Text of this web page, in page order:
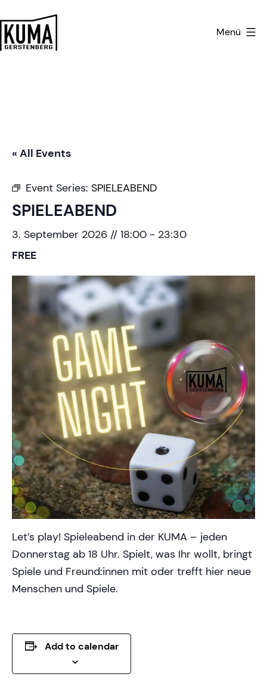
Inhalt
springen
Menü
« All Events
Event Series: SPIELEABEND
SPIELEABEND
3. September 2026 // 18:00 - 23:30
FREE
Let’s play! Spieleabend in der KUMA – jeden
Donnerstag ab 18 Uhr. Spielt, was Ihr wollt, bringt
Spiele und Freund:innen mit oder trefft hier neue
Menschen und Spiele.
Add to calendar